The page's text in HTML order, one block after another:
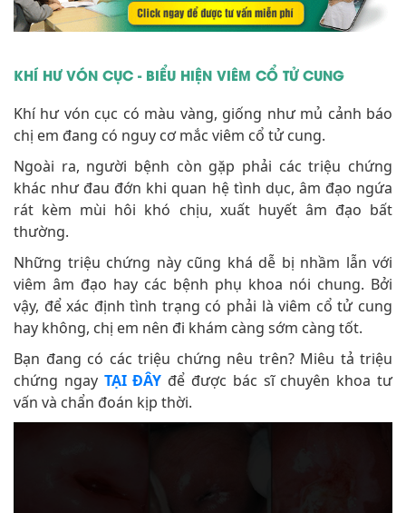
KHÍ HƯ VÓN CỤC - BIỂU HIỆN VIÊM CỔ TỬ CUNG
Khí hư vón cục có màu vàng, giống như mủ cảnh báo
chị em đang có nguy cơ mắc viêm cổ tử cung.
Ngoài ra, người bệnh còn gặp phải các triệu chứng
khác như đau đớn khi quan hệ tình dục, âm đạo ngứa
rát kèm mùi hôi khó chịu, xuất huyết âm đạo bất
thường.
Những triệu chứng này cũng khá dễ bị nhầm lẫn với
viêm âm đạo hay các bệnh phụ khoa nói chung. Bởi
vậy, để xác định tình trạng có phải là viêm cổ tử cung
hay không, chị em nên đi khám càng sớm càng tốt.
Bạn đang có các triệu chứng nêu trên? Miêu tả triệu
chứng ngay TẠI ĐÂY để được bác sĩ chuyên khoa tư
vấn và chẩn đoán kịp thời.